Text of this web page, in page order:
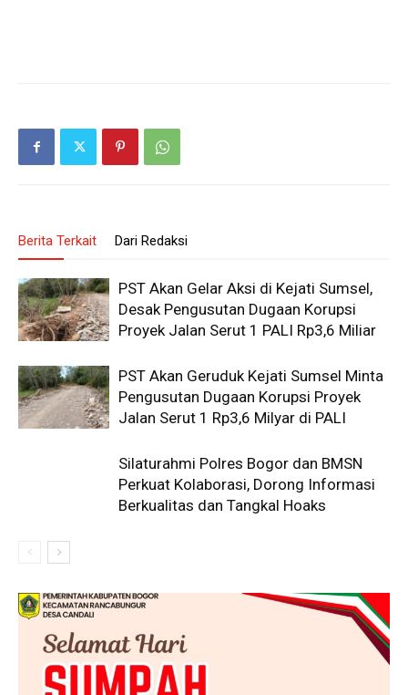
Berita Terkait Dari Redaksi
PST Akan Gelar Aksi di Kejati Sumsel,
Desak Pengusutan Dugaan Korupsi
Proyek Jalan Serut 1 PALI Rp3,6 Miliar
PST Akan Geruduk Kejati Sumsel Minta
Pengusutan Dugaan Korupsi Proyek
Jalan Serut 1 Rp3,6 Milyar di PALI
Silaturahmi Polres Bogor dan BMSN
Perkuat Kolaborasi, Dorong Informasi
Berkualitas dan Tangkal Hoaks